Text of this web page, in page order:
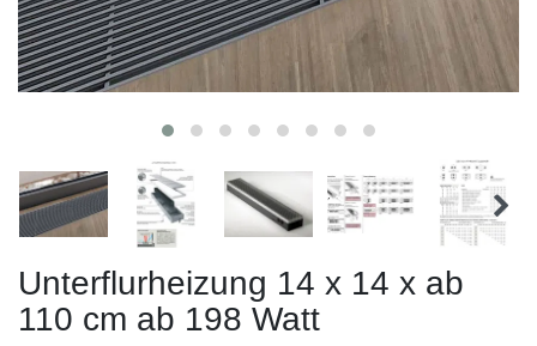
Unterflurheizung 14 x 14 x ab
110 cm ab 198 Watt